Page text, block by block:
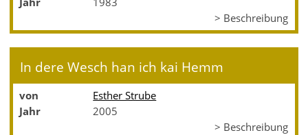
> Beschreibung
In dere Wesch han ich kai Hemm
von
Esther Strube
Jahr
2005
> Beschreibung